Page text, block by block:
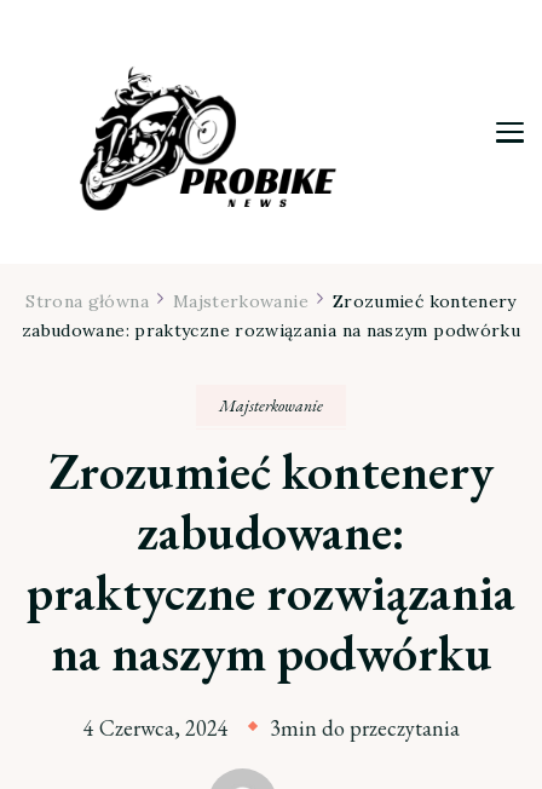
Strona główna Majsterkowanie
Zrozumieć kontenery
zabudowane: praktyczne rozwiązania na naszym podwórku
Majsterkowanie
Zrozumieć kontenery
zabudowane:
praktyczne rozwiązania
na naszym podwórku
4 Czerwca, 2024 3min do przeczytania